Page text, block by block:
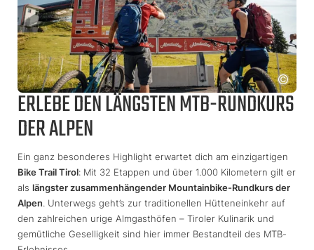
ERLEBE DEN LÄNGSTEN MTB-RUNDKURS
DER ALPEN
Ein ganz besonderes Highlight erwartet dich am einzigartigen
Bike Trail Tirol: Mit 32 Etappen und über 1.000 Kilometern gilt er
als längster zusammenhängender Mountainbike-Rundkurs der
Alpen. Unterwegs geht’s zur traditionellen Hütteneinkehr auf
den zahlreichen urige Almgasthöfen – Tiroler Kulinarik und
gemütliche Geselligkeit sind hier immer Bestandteil des MTB-